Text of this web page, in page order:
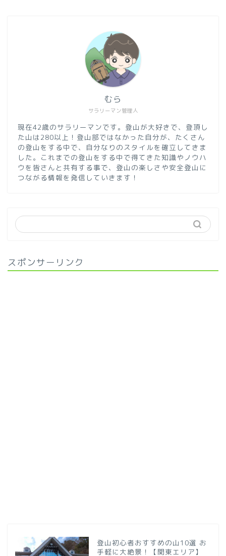
サラリーマン管理人
むら
現在42歳のサラリーマンです。登山が大好きで、登頂し
た山は280以上！登山部ではなかった自分が、たくさん
の登山をする中で、自分なりのスタイルを確立してきま
した。これまでの登山をする中で得てきた知識やノウハ
ウを皆さんと共有する事で、登山の楽しさや安全登山に
つながる情報を発信していきます！
スポンサーリンク
登山初心者おすすめの山10選 お
手軽に大絶景！【関東エリア】